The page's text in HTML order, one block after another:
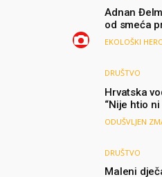
Adnan
od smeća
grada:
čistio sam
EKOLOŠKI
DRUŠTVO
Hrvatska
“Nije htio
želio samo
ODUŠVLJEN
DRUŠTVO
Maleni